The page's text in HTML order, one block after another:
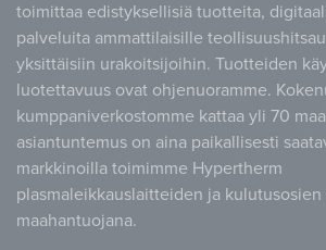
toimittaa edistyksellisiä tuotteita,
palveluita ammattilaisille
yksittäisiin urakoitsijoihin. Tuotteiden
luotettavuus ovat ohjenuoramme.
kumppaniverkostomme kattaa yli 70
asiantuntemus on aina paikallisesti
markkinoilla toimimme Hypertherm
plasmaleikkauslaitteiden ja
maahantuojana.